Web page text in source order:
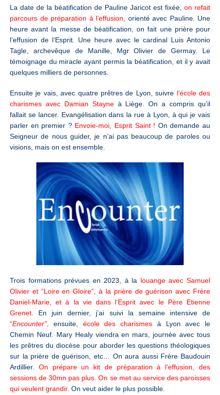
La date de la béatification de Pauline Jaricot est fixée, on refait
parcours de préparation à l’effusion , orienté avec Pauline. Une
heure avant la messe de béatification, on fait une prière pour
l’effusion de l’Esprit. Une heure avec le cardinal Luis Antonio
Tagle, archevêque de Manille, Mgr Olivier de Germay. Le
témoignage du miracle ayant permis la béatification, et il y avait
quelques milliers de personnes.
Ensuite je vais, avec quatre prêtres de Lyon, suivre l’école des
charismes avec Damian Stayneà Liège. On a compris qu’il
fallait se lancer. Evangélisation dans la rue à Lyon, à qui je vais
parler en premier ? Envoie-moi, Esprit Saint ! On demande au
Seigneur de nous guider, je n’ai pas beaucoup de paroles ou
visions, mais on est ensemble.
Trois formations prévues en 2023, à la louange avec Samuel
Olivier et “Loire en Gloire”, à la prière de guérison avec Frère
Daniel-Marie, et à la vie dans l’Esprit avec le Père Etienne
Grenet.
En juin dernier, j’ai suivi la semaine intensive de
“Encounter” ensuite, école des charismes à Lyon avec le
Chemin Neuf. Mary Healy viendra en mars, journée avec tous
les prêtres du diocèse pour aborder les questions théologiques
sur la prière de guérison, etc… On aura aussi Frère Baudouin
Ardillier. On prépare un kit de préparation à l’effusion, des
sessions de 30mn pas plus. On se met au service des paroisses
qui veulent grandir. On veut aider le plus possible.